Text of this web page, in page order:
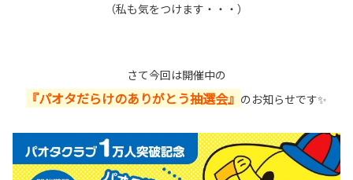
（私も気をつけます・・・）
さて今回は開催中の
『パオタだらけのありがとう抽選会』 のお知らせです✨